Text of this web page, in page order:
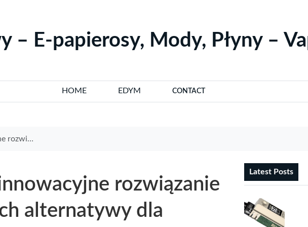
– E-papierosy, Mody, Płyny –
HOME EDYM CONTACT
papierosów
rozwiązanie
alternatywy dla
Latest Posts